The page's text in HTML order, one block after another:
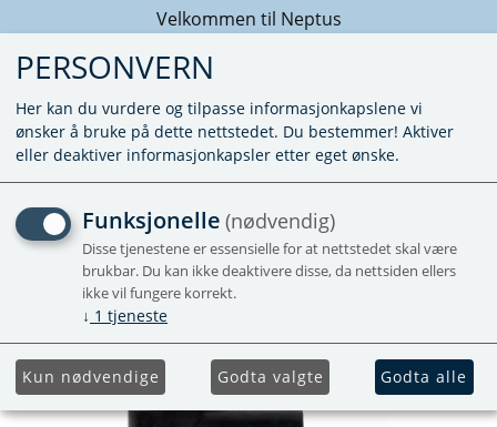
Velkommen til Neptus
GUMMI-F M/LUFTESKRUE
22MM - 50X60X160
PERSONVERN
Her kan du vurdere og tilpasse informasjonkapslene vi
ønsker å bruke på dette nettstedet. Du bestemmer! Aktiver
eller deaktiver informasjonkapsler etter eget ønske.
Funksjonelle (nødvendig)
Disse tjenestene er essensielle for at nettstedet skal være
brukbar. Du kan ikke deaktivere disse, da nettsiden ellers
ikke vil fungere korrekt.
↓ 1 tjeneste
Kun nødvendige Godta valgte Godta alle